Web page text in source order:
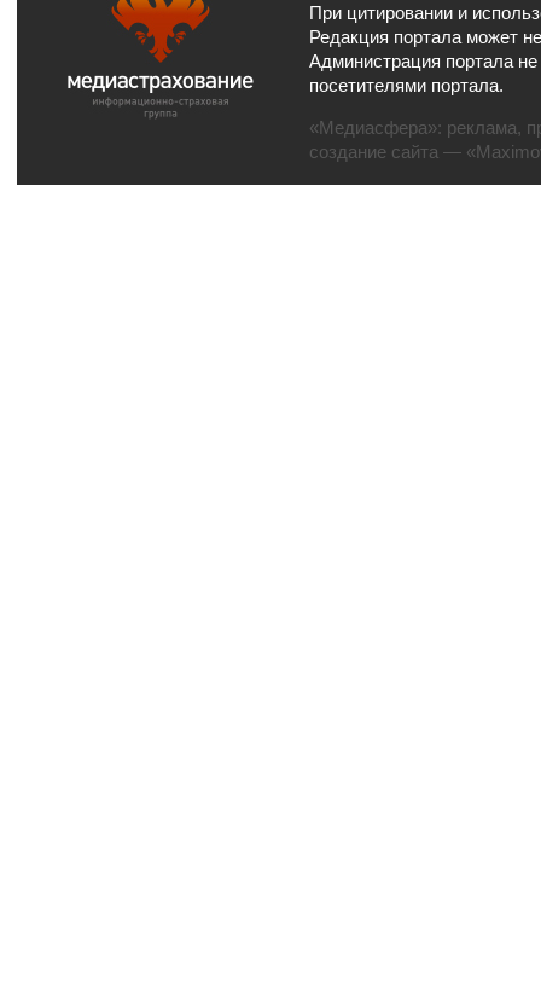
При цитировании и
Редакция портала может
Администрация портала
посетителями портала.
«Медиасфера»: реклама,
создание сайта —